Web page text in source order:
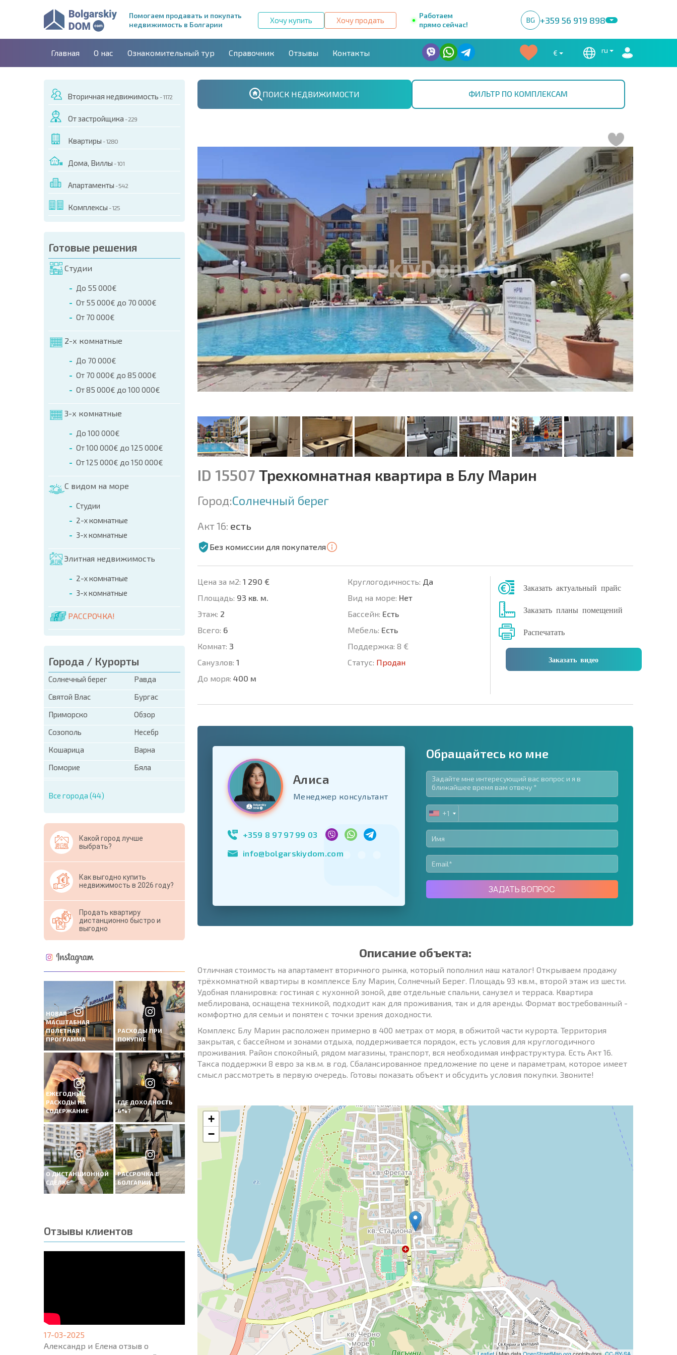
Помогаем продавать и покупать
недвижимость в Болгарии
Хочу купить Хочу продать
Работаем
прямо сейчас!
BG +359 56 919 898
Главная О нас Ознакомительный тур Справочник Отзывы Контакты € ru
Вторичная недвижимость - 1172
От застройщика - 229
Квартиры - 1280
Дома, Виллы - 101
Апартаменты - 542
Комплексы - 125
Готовые решения
Студии
До 55 000€
От 55 000€ до 70 000€
От 70 000€
2-х комнатные
До 70 000€
От 70 000€ до 85 000€
От 85 000€ до 100 000€
3-х комнатные
До 100 000€
От 100 000€ до 125 000€
От 125 000€ до 150 000€
С видом на море
Студии
2-х комнатные
3-х комнатные
Элитная недвижимость
2-х комнатные
3-х комнатные
РАССРОЧКА!
Города / Курорты
Солнечный берег
Равда
Святой Влас
Бургас
Приморско
Обзор
Созополь
Несебр
Кошарица
Варна
Поморие
Бяла
Все города (44)
Какой город лучше
выбрать?
Как выгодно купить
недвижимость в 2026 году?
Продать квартиру
дистанционно быстро и
выгодно
НОВАЯ
МАСШТАБНАЯ
ПОЛЕТНАЯ
ПРОГРАММА
РАСХОДЫ ПРИ
ПОКУПКЕ
ЕЖЕГОДНЫЕ
РАСХОДЫ НА
СОДЕРЖАНИЕ
ГДЕ ДОХОДНОСТЬ
6%?
О ДИСТАНЦИОННОЙ
СДЕЛКЕ
РАССРОЧКА В
БОЛГАРИИ
Отзывы клиентов
17-03-2025
Александр и Елена отзыв о
ПОИСК НЕДВИЖИМОСТИ ФИЛЬТР ПО КОМПЛЕКСАМ
ЭТОГО ОБЪЕКТА
телефонам:
+359 8 9797 99 03
ID 15507 Трехкомнатная квартира в Блу Марин
Город:Солнечный берег
Акт 16: есть
Без комиссии для покупателя
Цена за м2: 1 290 €
Площадь: 93 кв. м.
Этаж: 2
Всего: 6
Комнат: 3
Санузлов: 1
До моря: 400 м
Круглогодичность: Да
Вид на море: Нет
Басcейн: Есть
Мебель: Есть
Поддержка: 8 €
Статус: Продан
Заказать актуальный прайс
Заказать планы помещений
Распечатать
Заказать видео
United
+1
* Поля обязательные для заполнения
Свернуть форму
Подписаться на рассылку | Нажимая кнопку, вы разрешаете
использование своих данных.
Отправить сообщение
Алиса
Менеджер консультант
+359 8 97 97 99 03
info@bolgarskiydom.com
Обращайтесь ко мне
UNITED
STATES
+1
+1
ЗАДАТЬ ВОПРОС
Описание объекта:
Отличная стоимость на апартамент вторичного рынка, который пополнил наш каталог! Открываем продажу
трёхкомнатной квартиры в комплексе Блу Марин, Солнечный Берег. Площадь 93 кв.м., второй этаж из шести.
Удобная планировка: гостиная с кухонной зоной, две отдельные спальни, санузел и терраса. Квартира
меблирована, оснащена техникой, подходит как для проживания, так и для аренды. Формат востребованный -
комфортно для семьи и понятен с точки зрения доходности.
Комплекс Блу Марин расположен примерно в 400 метрах от моря, в обжитой части курорта. Территория
закрытая, с бассейном и зонами отдыха, поддерживается порядок, есть условия для круглогодичного
проживания. Район спокойный, рядом магазины, транспорт, вся необходимая инфраструктура. Есть Акт 16.
Такса поддержки 8 евро за кв.м. в год. Сбалансированное предложение по цене и параметрам, которое имеет
смысл рассмотреть в первую очередь. Готовы показать объект и обсудить условия покупки. Звоните!
+
−